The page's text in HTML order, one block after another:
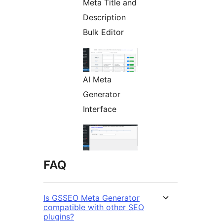
Meta Title and
Description
Bulk Editor
AI Meta
Generator
Interface
FAQ
Is GSSEO Meta Generator
compatible with other SEO
plugins?